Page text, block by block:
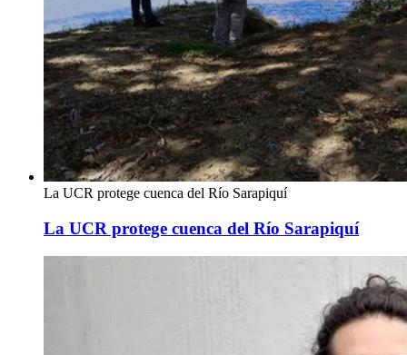
La UCR protege cuenca del Río Sarapiquí
La UCR protege cuenca del Río Sarapiquí